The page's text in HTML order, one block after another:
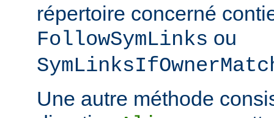
répertoire concerné
FollowSymLinks ou
Une autre méthode